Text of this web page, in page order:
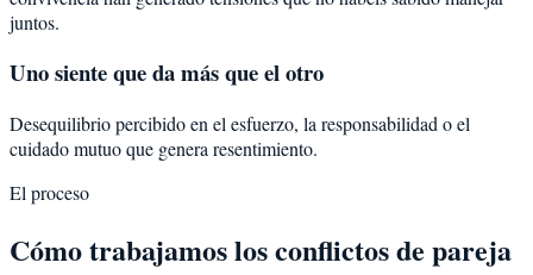
juntos.
Uno siente que da más que el otro
Desequilibrio percibido en el esfuerzo, la responsabilidad o el
cuidado mutuo que genera resentimiento.
El proceso
Cómo trabajamos los conflictos de pareja